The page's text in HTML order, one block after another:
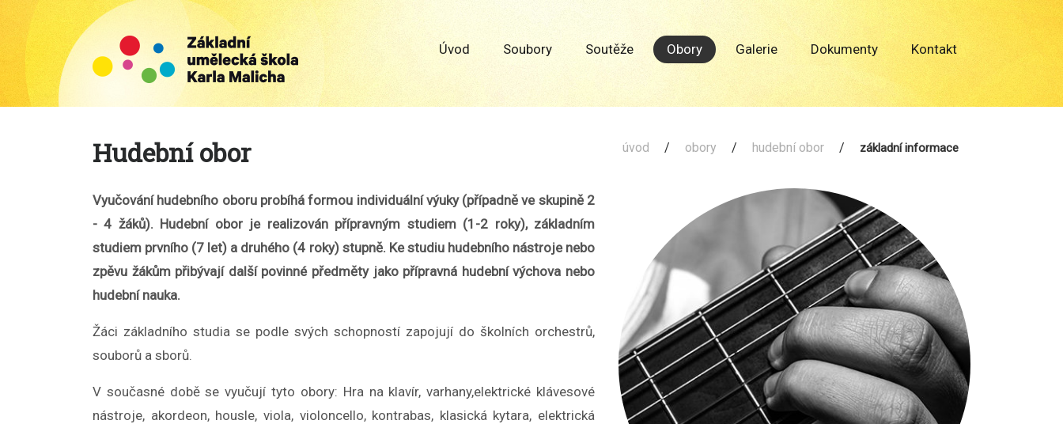
Základní
umělecká
škola
Malicha
Holice
obsahu
Úvod Soubory Soutěže Obory Galerie Dokumenty Kontakt
Hudební obor úvod / obory / hudební obor / základní informace
Vyučování hudebního oboru probíhá formou individuální výuky (případně ve skupině 2
- 4 žáků). Hudební obor je realizován přípravným studiem (1-2 roky), základním
studiem prvního (7 let) a druhého (4 roky) stupně. Ke studiu hudebního nástroje nebo
zpěvu žákům přibývají další povinné předměty jako přípravná hudební výchova nebo
hudební nauka.
Žáci základního studia se podle svých schopností zapojují do školních orchestrů,
souborů a sborů.
V současné době se vyučují tyto obory: Hra na klavír, varhany,elektrické klávesové
nástroje, akordeon, housle, viola, violoncello, kontrabas, klasická kytara, elektrická